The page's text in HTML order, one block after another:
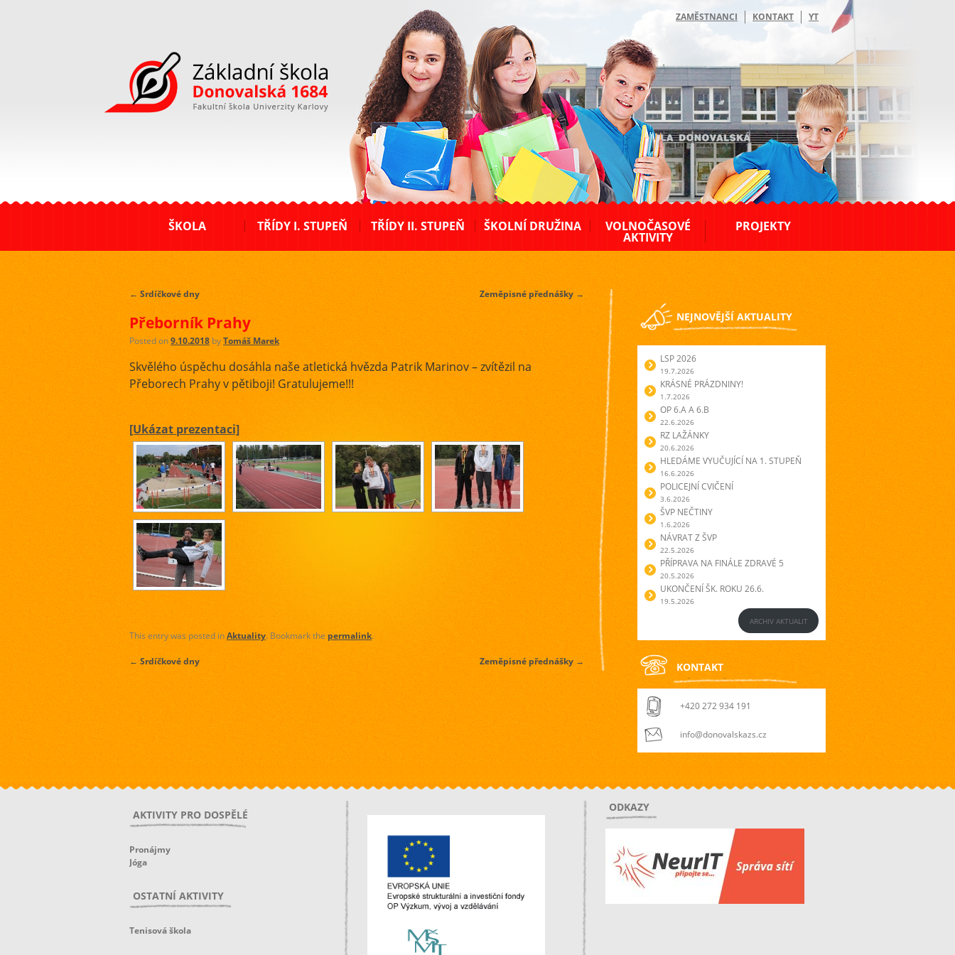
ZŠ Donovalská
YT
KONTAKT
ZAMĚSTNANCI
ŠKOLA TŘÍDY I. STUPEŇ TŘÍDY II. STUPEŇ ŠKOLNÍ DRUŽINA VOLNOČASOVÉ
AKTIVITY
PROJEKTY
← Srdíčkové dny Zeměpisné přednášky →
Přeborník Prahy
Posted on9.10.2018 byTomáš Marek
Skvělého úspěchu dosáhla naše atletická hvězda Patrik Marinov – zvítězil na
Přeborech Prahy v pětiboji! Gratulujeme!!!
[Ukázat prezentaci]
This entry was posted inAktuality. Bookmark the permalink.
← Srdíčkové dny Zeměpisné přednášky →
NEJNOVĚJŠÍ AKTUALITY
LSP 2026
19.7.2026
KRÁSNÉ PRÁZDNINY!
1.7.2026
OP 6.A A 6.B
22.6.2026
RZ LAŽÁNKY
20.6.2026
HLEDÁME VYUČUJÍCÍ NA 1. STUPEŇ
16.6.2026
POLICEJNÍ CVIČENÍ
3.6.2026
ŠVP NEČTINY
1.6.2026
NÁVRAT Z ŠVP
22.5.2026
PŘÍPRAVA NA FINÁLE ZDRAVÉ 5
20.5.2026
UKONČENÍ ŠK. ROKU 26.6.
19.5.2026
ARCHIV AKTUALIT
KONTAKT
+420 272 934 191
info@donovalskazs.cz
AKTIVITY PRO DOSPĚLÉ
Pronájmy
Jóga
OSTATNÍ AKTIVITY
Tenisová škola
ODKAZY